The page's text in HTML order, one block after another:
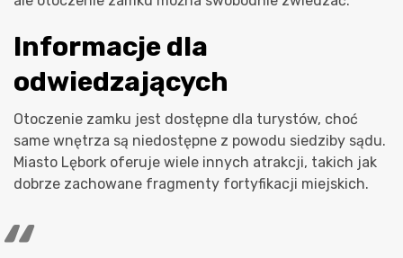
Informacje dla
odwiedzających
Otoczenie zamku jest dostępne dla turystów, choć
same wnętrza są niedostępne z powodu siedziby sądu.
Miasto Lębork oferuje wiele innych atrakcji, takich jak
dobrze zachowane fragmenty fortyfikacji miejskich.